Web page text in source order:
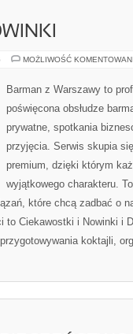
MOŻLIWOŚĆ
Barman z Warszawy to
poświęcona obsłudze
prywatne, spotkania
przyjęcia. Serwis skupia
premium, dzięki którym
wyjątkowego charakteru.
które chcą zadbać o
to Ciekawostki i Nowinki i
koktajli,